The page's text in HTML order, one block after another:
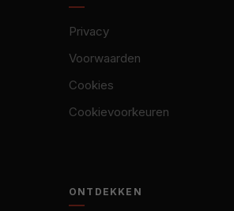
Privacy
Voorwaarden
Cookies
Cookievoorkeuren
ONTDEKKEN